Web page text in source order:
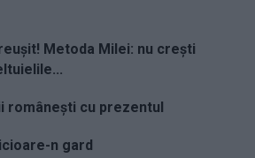
Metoda Milei: nu crești
românești cu prezentul
n gard